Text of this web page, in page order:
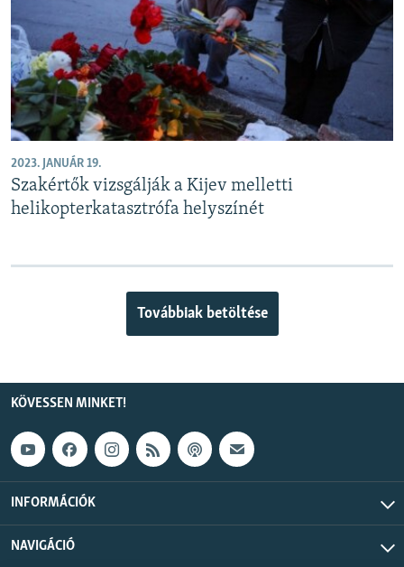
2023. JANUÁR 19.
Szakértők vizsgálják a Kijev melletti
helikopterkatasztrófa helyszínét
Továbbiak betöltése
KÖVESSEN MINKET!
INFORMÁCIÓK
NAVIGÁCIÓ